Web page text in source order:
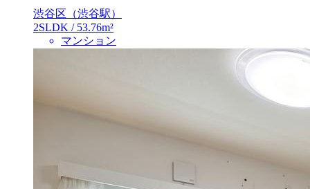
渋谷区（渋谷駅）
2SLDK / 53.76m²
マンション